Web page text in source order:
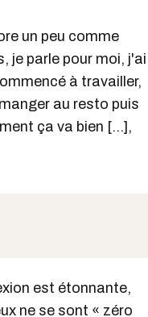
un peu comme
je parle pour moi, j'ai
à travailler,
au resto puis
ça va bien [...],
est étonnante,
ne se sont « zéro